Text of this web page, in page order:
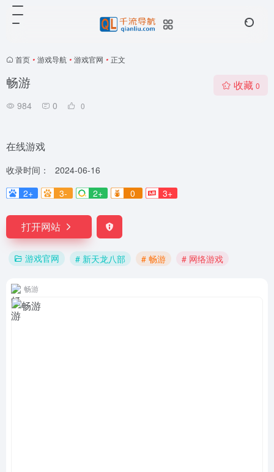
首页 • 游戏导航 • 游戏官网 • 正文
畅游
984 0 0
收藏 0
在线游戏
收录时间：
2024-06-16
2+
3- 2+ 0 3+
打开网站
游戏官网 # 新天龙八部 # 畅游 # 网络游戏
畅游